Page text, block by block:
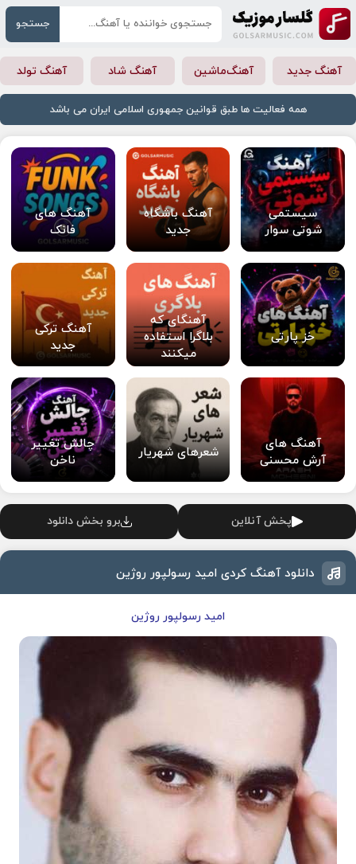
جستجو
آهنگ جدید آهنگ‌ماشین آهنگ شاد آهنگ تولد
همه فعالیت ها طبق قوانین جمهوری اسلامی ایران می باشد
سیستمی
شوتی سوار
آهنگ باشگاه
جدید
آهنگ های
فانک
خز پارتی
آهنگای که
بلاگرا استفاده
میکنند
آهنگ ترکی
جدید
آهنگ های
آرش محسنی
شعرهای شهریار
چالش تغییر
ناخن
پخش آنلاین برو بخش دانلود
دانلود آهنگ کردی امید رسولپور روژین
امید رسولپور روژین